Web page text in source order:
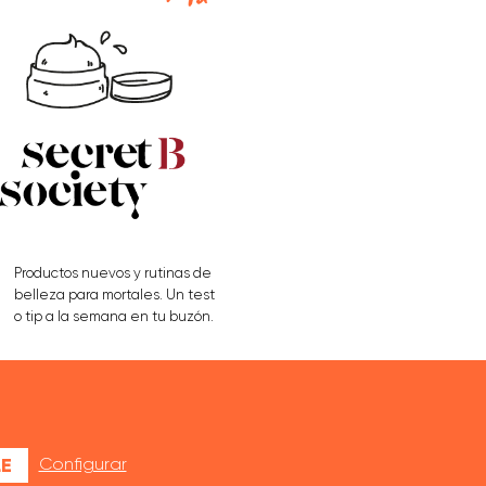
Productos nuevos y rutinas de
belleza para mortales. Un test
o tip a la semana en tu buzón.
Configurar